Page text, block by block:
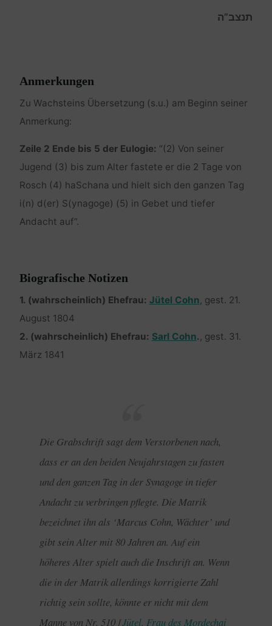
תנצב”ה
Anmerkungen
Zu Wachsteins Übersetzung (s.u.) am Beginn seiner
Anmerkung:
Zeile 2 Ende bis 5 der Eulogie: “(2) Von seiner
Jugend (3) bis zum Alter fastete er die 2 Tage von
Rosch (4) haSchana und hielt sich den ganzen Tag
i(n) d(er) S(ynagoge) (5) in Gebet und tiefer
Andacht auf”.
Biografische Notizen
1. (wahrscheinlich) Ehefrau: Jütel Cohn, gest. 21.
August 1804
2. (wahrscheinlich) Ehefrau: Sarl Cohn. , gest. 31.
März 1841
Die Grabschrift sagt dem Verstorbenen nach,
dass er an den beiden Neujahrstagen zu fasten
und den ganzen Tag in der Synagoge in tiefer
Andacht zu verbringen pflegte. Die Matrik
bezeichnet ihn als ‘Marcus Cohn, Wächter’ und
gibt sein Alter mit 80 Jahren an. Auf ein
höheres Alter spielt auch die Inschrift an. Wenn
die in der Matrik allerdings korrigierte Zahl
richtig sein sollte, könnte er nicht mit dem
Manne von Nr. 510 [Jütel, Frau des Mordechai